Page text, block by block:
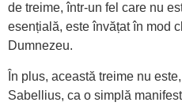
de treime, într-un fel care nu
esențială, este învățat în mod
Dumnezeu.
În plus, această treime nu
Sabellius, ca o simplă